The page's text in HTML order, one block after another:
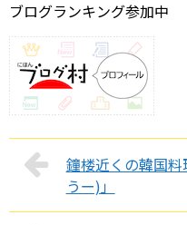
ブログランキング参加中
鐘楼近くの韓国
うー)」